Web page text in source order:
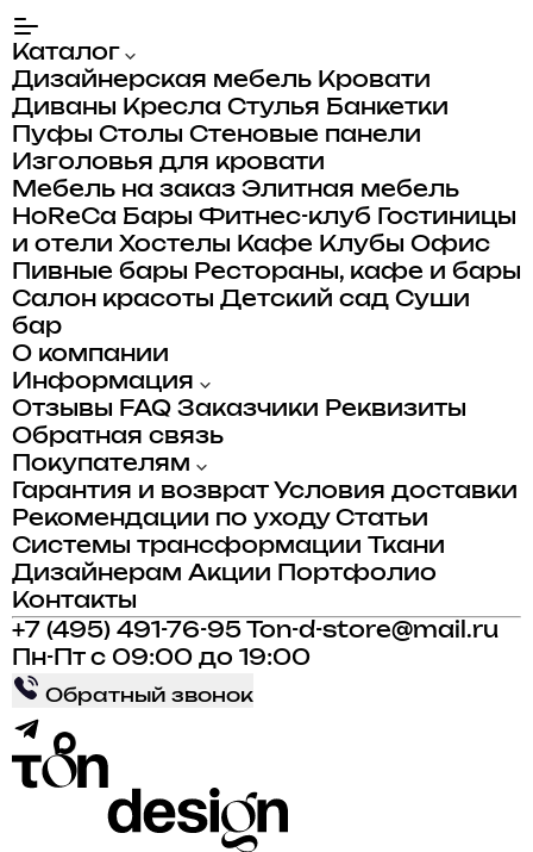
Каталог
Дизайнерская мебель Кровати
Диваны Кресла Стулья Банкетки
Пуфы Столы Стеновые панели
Изголовья для кровати
Мебель на заказ Элитная мебель
HoReCa Бары Фитнес-клуб
Гостиницы
и отели Хостелы Кафе Клубы Офис
Пивные бары Рестораны, кафе и бары
Салон красоты Детский сад Суши
бар
О компании
Информация
Отзывы FAQ Заказчики Реквизиты
Обратная связь
Покупателям
Гарантия и возврат Условия доставки
Рекомендации по уходу Статьи
Системы трансформации
Ткани
Дизайнерам Акции
Портфолио
Контакты
+7 (495) 491-76-95
Ton-d-store@mail.ru
Пн-Пт с 09:00 до 19:00
Обратный звонок